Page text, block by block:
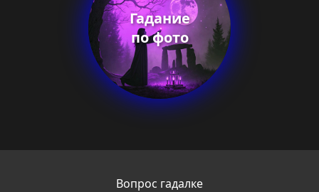
Гадание
по фото
Вопрос гадалке